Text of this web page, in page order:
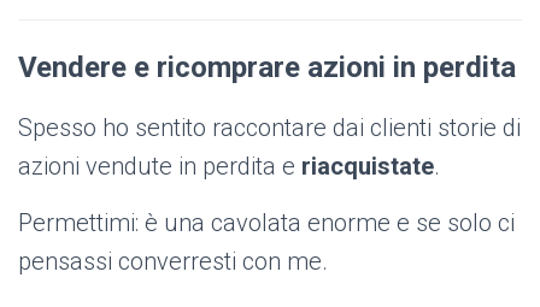
Vendere e ricomprare azioni in perdita
Spesso ho sentito raccontare dai clienti storie di
azioni vendute in perdita e riacquistate.
Permettimi: è una cavolata enorme e se solo ci
pensassi converresti con me.